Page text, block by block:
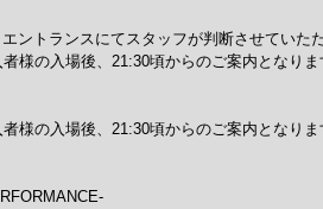
ントランスにてスタッフが判断させていた
様の入場後、21:30頃からのご案内となりま
様の入場後、21:30頃からのご案内となりま